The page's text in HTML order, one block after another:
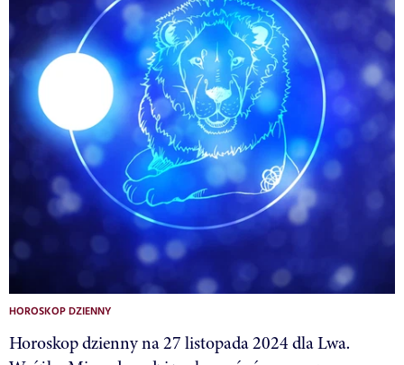
HOROSKOP DZIENNY
Horoskop dzienny na 27 listopada 2024 dla Lwa.